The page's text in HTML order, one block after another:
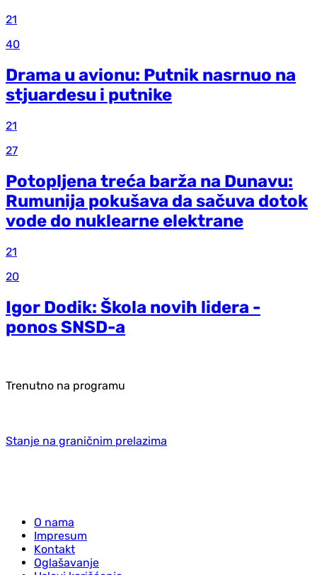
21
40
Drama u avionu: Putnik nasrnuo na
stjuardesu i putnike
21
27
Potopljena treća barža na Dunavu:
Rumunija pokušava da sačuva dotok
vode do nuklearne elektrane
21
20
Igor Dodik: Škola novih lidera -
ponos SNSD-a
Trenutno na programu
Stanje na graničnim prelazima
O nama
Impresum
Kontakt
Oglašavanje